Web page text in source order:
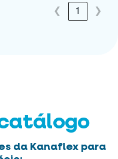
❮ 1 ❯
catálogo
da Kanaflex para